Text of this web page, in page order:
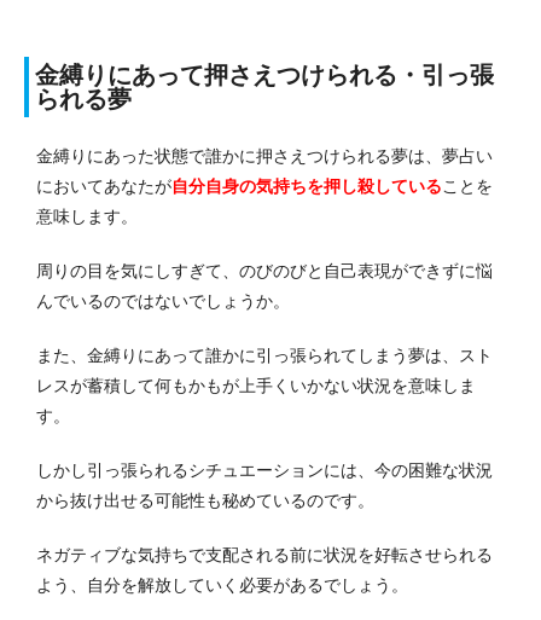
金縛りにあって押さえつけられる・引っ張
られる夢
金縛りにあった状態で誰かに押さえつけられる夢は、夢占い
においてあなたが自分自身の気持ちを押し殺していることを
意味します。
周りの目を気にしすぎて、のびのびと自己表現ができずに悩
んでいるのではないでしょうか。
また、金縛りにあって誰かに引っ張られてしまう夢は、スト
レスが蓄積して何もかもが上手くいかない状況を意味しま
す。
しかし引っ張られるシチュエーションには、今の困難な状況
から抜け出せる可能性も秘めているのです。
ネガティブな気持ちで支配される前に状況を好転させられる
よう、自分を解放していく必要があるでしょう。